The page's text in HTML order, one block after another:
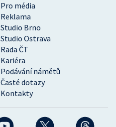
Pro média
Reklama
Studio Brno
Studio Ostrava
Rada ČT
Kariéra
Podávání námětů
Časté dotazy
Kontakty